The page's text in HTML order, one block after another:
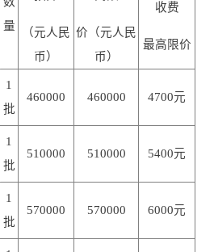
量
（元人民
币）
价（元人民
币）
收费
最高限价
1
批
460000 460000 4700元
1
批
510000 510000 5400元
1
批
570000 570000 6000元